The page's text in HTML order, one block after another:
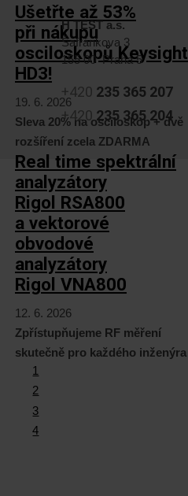
Ušetřte až 53%
při nákupu
osciloskopů Keysight
HD3!
19. 6. 2026
Sleva 20% na osciloskop + dvě
rozšíření zcela ZDARMA
Real time spektrální
analyzátory
Rigol RSA800
a vektorové
obvodové
analyzátory
Rigol VNA800
12. 6. 2026
Zpřístupňujeme RF měření
skutečně pro každého inženýra
1
2
3
4
H TEST a.s.
Šafránkova 3
155 00 Praha 5
+420 235 365 207
+420 235 365 204